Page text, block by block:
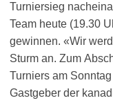
Turniersieg
Team heute (19.30
gewinnen. «Wir
Sturm an. Zum
Turniers am
Gastgeber der